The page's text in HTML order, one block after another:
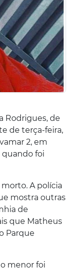
Rodrigues, de
de terça-feira,
2, em
quando foi
A polícia
mostra outras
de
que Matheus
Parque
menor foi